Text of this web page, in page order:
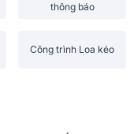
thông báo
Công trình Loa kéo